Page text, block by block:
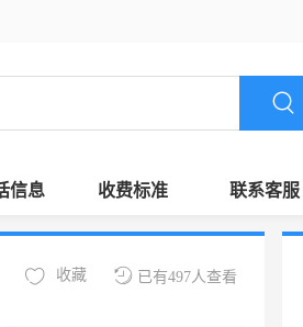
信息 收费标准 联系客服
已有497人查看
收藏